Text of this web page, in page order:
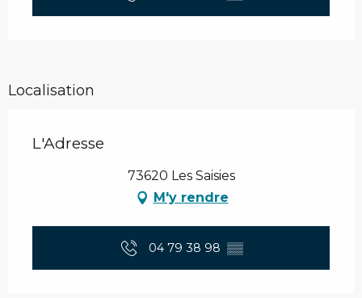
Localisation
L'Adresse
73620 Les Saisies
M'y rendre
04 79 38 98 ▒▒